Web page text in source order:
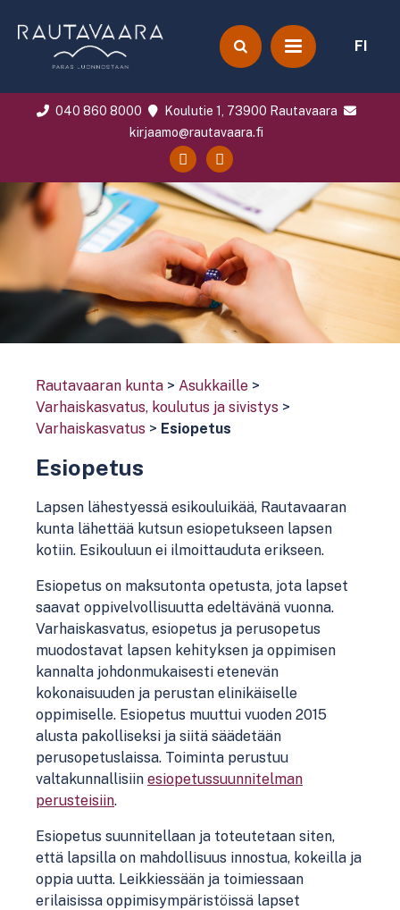
FI
040 860 8000
Koulutie 1, 73900 Rautavaara
kirjaamo@rautavaara.fi
Rautavaaran kunta > Asukkaille >
Varhaiskasvatus, koulutus ja sivistys >
Varhaiskasvatus > Esiopetus
Esiopetus
Lapsen lähestyessä esikouluikää, Rautavaaran
kunta lähettää kutsun esiopetukseen lapsen
kotiin. Esikouluun ei ilmoittauduta erikseen.
Esiopetus on maksutonta opetusta, jota lapset
saavat oppivelvollisuutta edeltävänä vuonna.
Varhaiskasvatus, esiopetus ja perusopetus
muodostavat lapsen kehityksen ja oppimisen
kannalta johdonmukaisesti etenevän
kokonaisuuden ja perustan elinikäiselle
oppimiselle. Esiopetus muuttui vuoden 2015
alusta pakolliseksi ja siitä säädetään
perusopetuslaissa. Toiminta perustuu
valtakunnallisiin esiopetussuunnitelman
perusteisiin.
Esiopetus suunnitellaan ja toteutetaan siten,
että lapsilla on mahdollisuus innostua, kokeilla ja
oppia uutta. Leikkiessään ja toimiessaan
erilaisissa oppimisympäristöissä lapset